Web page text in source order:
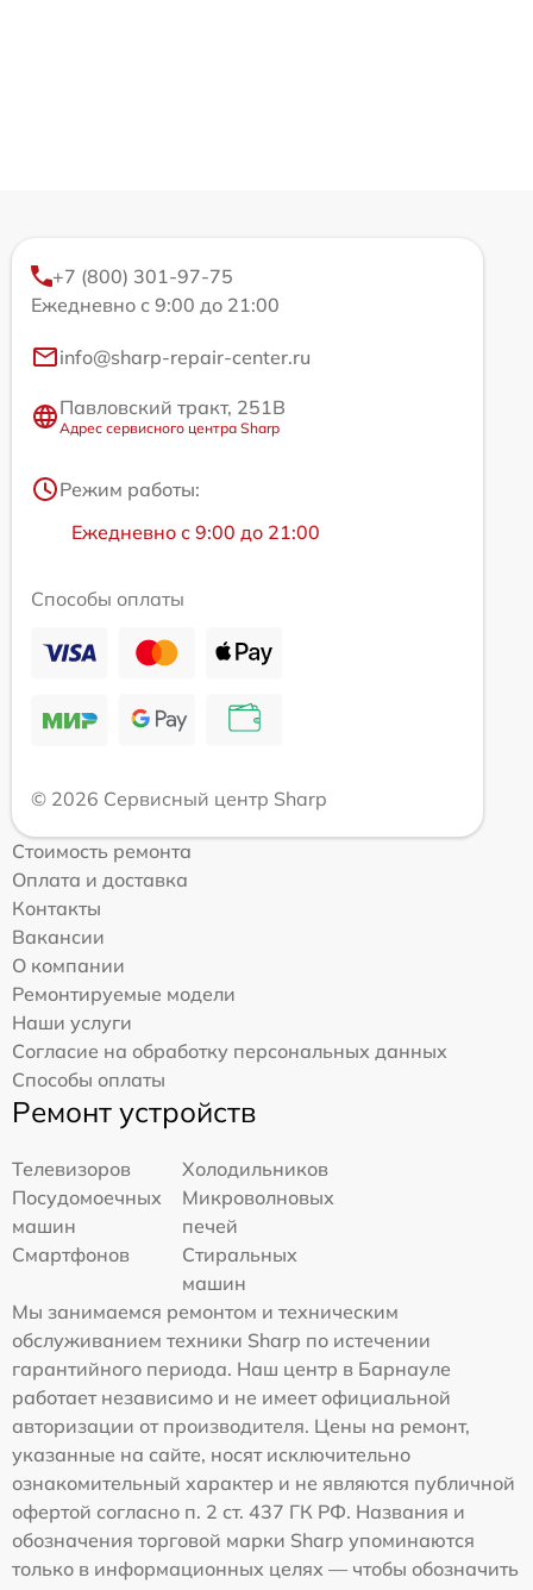
+7 (800) 301-97-75
Ежедневно с 9:00 до 21:00
info@sharp-repair-center.ru
Павловский тракт, 251В
Адрес сервисного центра Sharp
Режим работы:
Ежедневно с 9:00 до 21:00
Способы оплаты
© 2026 Сервисный центр Sharp
Стоимость ремонта
Оплата и доставка
Контакты
Вакансии
О компании
Ремонтируемые модели
Наши услуги
Согласие на обработку персональных данных
Способы оплаты
Ремонт устройств
Телевизоров
Холодильников
Посудомоечных
машин
Микроволновых
печей
Смартфонов
Стиральных
машин
Мы занимаемся ремонтом и техническим
обслуживанием техники Sharp по истечении
гарантийного периода. Наш центр в Барнауле
работает независимо и не имеет официальной
авторизации от производителя. Цены на ремонт,
указанные на сайте, носят исключительно
ознакомительный характер и не являются публичной
офертой согласно п. 2 ст. 437 ГК РФ. Названия и
обозначения торговой марки Sharp упоминаются
только в информационных целях — чтобы обозначить